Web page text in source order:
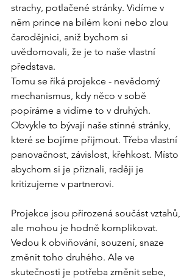
strachy, potlačené stránky. Vidíme v
něm prince na bílém koni nebo zlou
čarodějnici, aniž bychom si
uvědomovali, že je to naše vlastní
představa.
Tomu se říká projekce - nevědomý
mechanismus, kdy něco v sobě
popíráme a vidíme to v druhých.
Obvykle to bývají naše stinné stránky,
které se bojíme přijmout. Třeba vlastní
panovačnost, závislost, křehkost. Místo
abychom si je přiznali, raději je
kritizujeme v partnerovi.
Projekce jsou přirozená součást vztahů,
ale mohou je hodně komplikovat.
Vedou k obviňování, souzení, snaze
změnit toho druhého. Ale ve
skutečnosti je potřeba změnit sebe,